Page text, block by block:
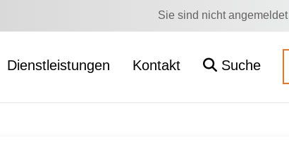
Sie sind nicht angemeldet
Dienstleistungen Kontakt Suche